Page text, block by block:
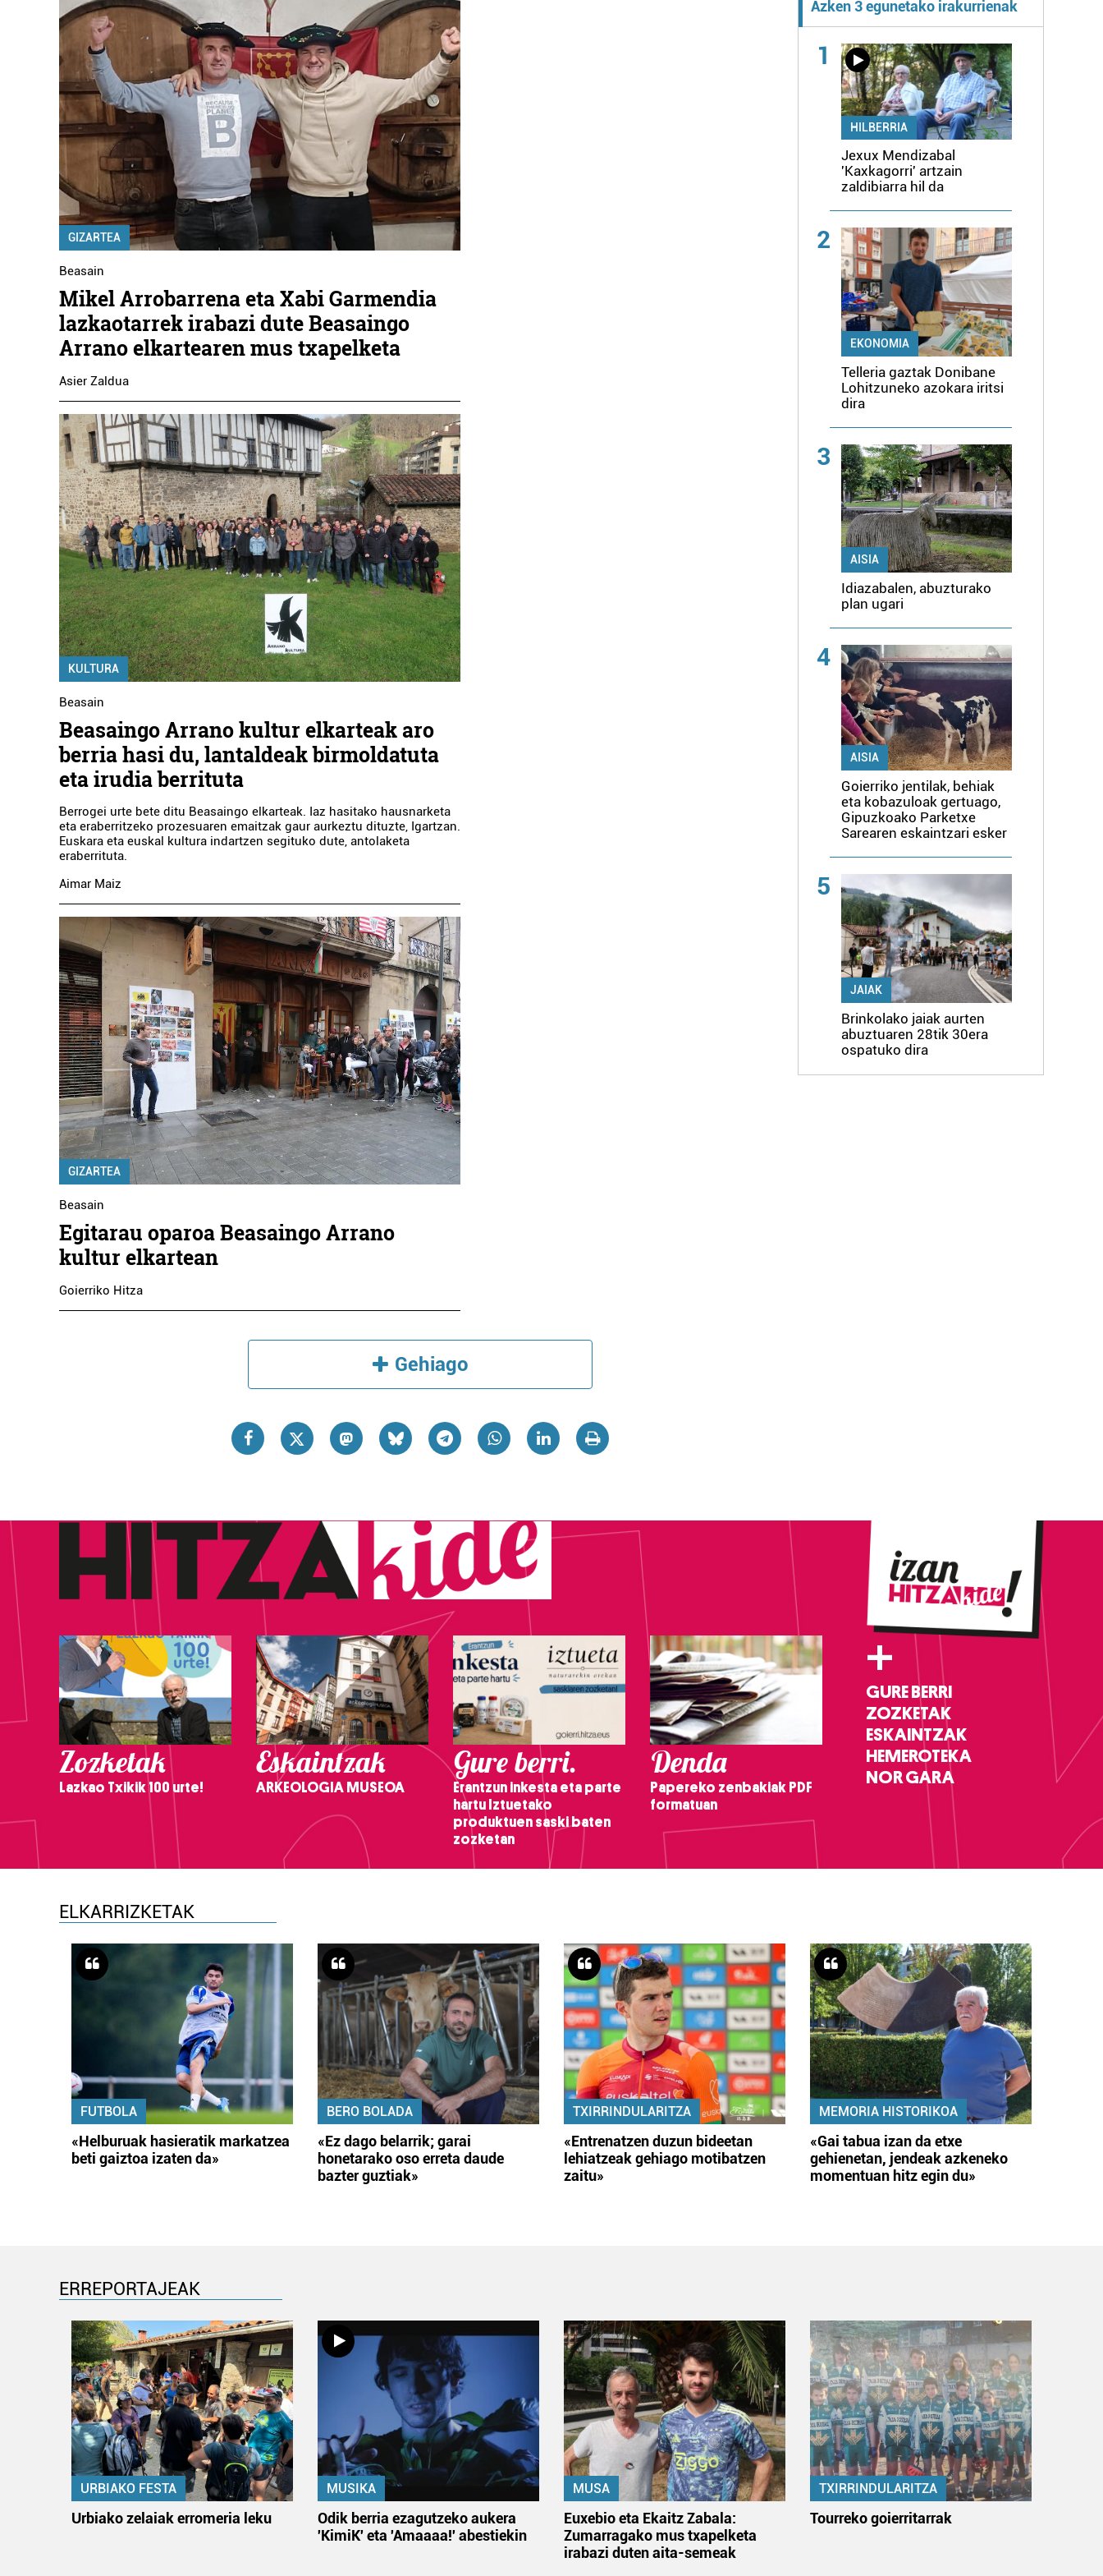
GIZARTEA
Beasain
Mikel Arrobarrena eta Xabi Garmendia
lazkaotarrek irabazi dute Beasaingo
Arrano elkartearen mus txapelketa
Asier Zaldua
KULTURA
Beasain
Beasaingo Arrano kultur elkarteak aro
berria hasi du, lantaldeak birmoldatuta
eta irudia berrituta
Berrogei urte bete ditu Beasaingo elkarteak. Iaz hasitako hausnarketa
eta eraberritzeko prozesuaren emaitzak gaur aurkeztu dituzte, Igartzan.
Euskara eta euskal kultura indartzen segituko dute, antolaketa
eraberrituta.
Aimar Maiz
GIZARTEA
Beasain
Egitarau oparoa Beasaingo Arrano
kultur elkartean
Goierriko Hitza
Gehiago
Azken 3 egunetako irakurrienak
1
HILBERRIA
Jexux Mendizabal
'Kaxkagorri' artzain
zaldibiarra hil da
2
EKONOMIA
Telleria gaztak Donibane
Lohitzuneko azokara iritsi
dira
3
AISIA
Idiazabalen, abuzturako
plan ugari
4
AISIA
Goierriko jentilak, behiak
eta kobazuloak gertuago,
Gipuzkoako Parketxe
Sarearen eskaintzari esker
5
JAIAK
Brinkolako jaiak aurten
abuztuaren 28tik 30era
ospatuko dira
Zozketak
Lazkao Txikik 100 urte!
Eskaintzak
ARKEOLOGIA MUSEOA
Gure berri.
Erantzun inkesta eta parte
hartu Iztuetako
produktuen saski baten
zozketan
Denda
Papereko zenbakiak PDF
formatuan
+
GURE BERRI
ZOZKETAK
ESKAINTZAK
HEMEROTEKA
NOR GARA
ELKARRIZKETAK
FUTBOLA
«Helburuak hasieratik markatzea
beti gaiztoa izaten da»
BERO BOLADA
«Ez dago belarrik; garai
honetarako oso erreta daude
bazter guztiak»
TXIRRINDULARITZA
«Entrenatzen duzun bideetan
lehiatzeak gehiago motibatzen
zaitu»
MEMORIA HISTORIKOA
«Gai tabua izan da etxe
gehienetan, jendeak azkeneko
momentuan hitz egin du»
ERREPORTAJEAK
URBIAKO FESTA
Urbiako zelaiak erromeria leku
MUSIKA
Odik berria ezagutzeko aukera
'KimiK' eta 'Amaaaa!' abestiekin
MUSA
Euxebio eta Ekaitz Zabala:
Zumarragako mus txapelketa
irabazi duten aita-semeak
TXIRRINDULARITZA
Tourreko goierritarrak